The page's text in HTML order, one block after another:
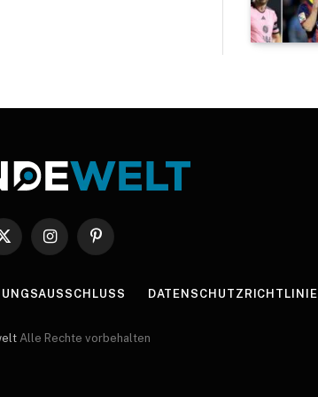
X
InstagramPinterest
DATENSCHUTZRICHTLINIE
Alle Rechte vorbehalten